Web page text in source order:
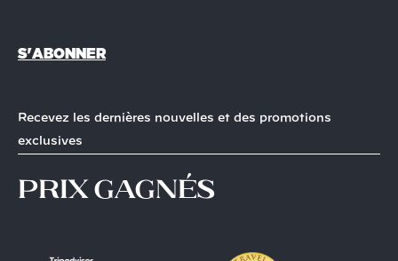
S'ABONNER
Recevez les dernières nouvelles et des promotions
exclusives
prix gagnés